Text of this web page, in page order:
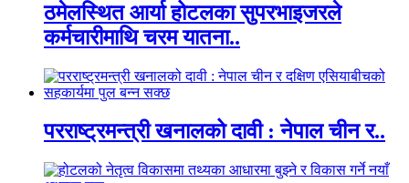
ठमेलस्थित आर्या होटलका सुपरभाइजरले
कर्मचारीमाथि चरम यातना..
परराष्ट्रमन्त्री खनालको दावी : नेपाल चीन र..